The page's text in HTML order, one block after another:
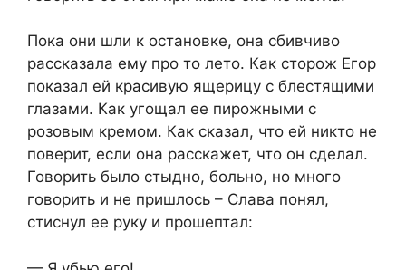
Пока они шли к остановке, она сбивчиво
рассказала ему про то лето. Как сторож Егор
показал ей красивую ящерицу с блестящими
глазами. Как угощал ее пирожными с
розовым кремом. Как сказал, что ей никто не
поверит, если она расскажет, что он сделал.
Говорить было стыдно, больно, но много
говорить и не пришлось – Слава понял,
стиснул ее руку и прошептал: